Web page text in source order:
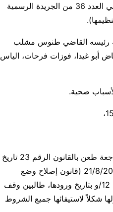
موضوع المراجعة: القانون الرقم 23 تاريخ 14/8/2025، المنشور في العدد 36 من الجريدة الرسمية
الملتئم في مقرّه بتاريخ 3/10/2025 برئاسة رئيسه القاضي طنوس مشلب
أبو غيدا، فوزات فرحات، الياس
صحية.
تبيّن أنّ النواب الواردة أسماؤهم أعلاه قدّموا بتاريخ 5/9/2025 مراجعة طعن بالقانون الرقم 23 تاريخ
14/8/2025، المنشور في العدد 36 من الجريدة الرسمية تاريخ 21/8/2025 (قانون إصلاح وضع
المصارف في لبنان وإعادة تنظيمها) سجّلت في قلم المجلس برقم 12/و بتاريخ ورودها، طالبين وقف
شكلاً لاستيفائها جميع الشروط